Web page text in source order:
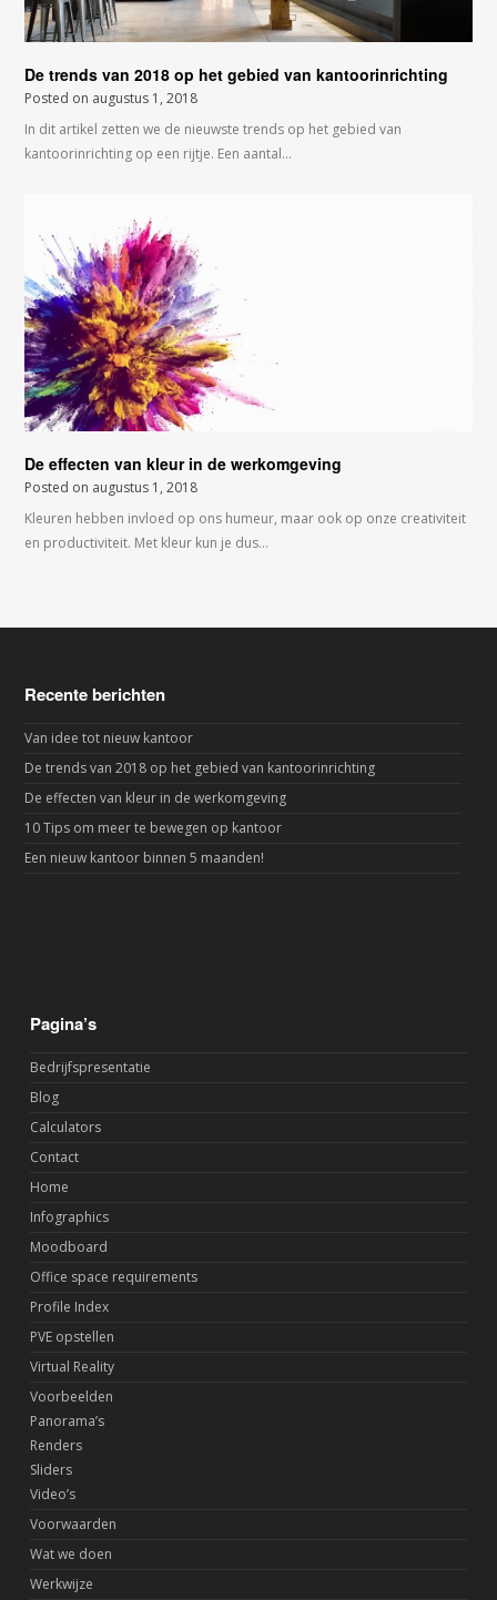
De trends van 2018 op het gebied van kantoorinrichting
Posted on augustus 1, 2018
In dit artikel zetten we de nieuwste trends op het gebied van
kantoorinrichting op een rijtje. Een aantal…
De effecten van kleur in de werkomgeving
Posted on augustus 1, 2018
Kleuren hebben invloed op ons humeur, maar ook op onze creativiteit
en productiviteit. Met kleur kun je dus…
Recente berichten
Van idee tot nieuw kantoor
De trends van 2018 op het gebied van kantoorinrichting
De effecten van kleur in de werkomgeving
10 Tips om meer te bewegen op kantoor
Een nieuw kantoor binnen 5 maanden!
Pagina’s
Bedrijfspresentatie
Blog
Calculators
Contact
Home
Infographics
Moodboard
Office space requirements
Profile Index
PVE opstellen
Virtual Reality
Voorbeelden
Panorama’s
Renders
Sliders
Video’s
Voorwaarden
Wat we doen
Werkwijze